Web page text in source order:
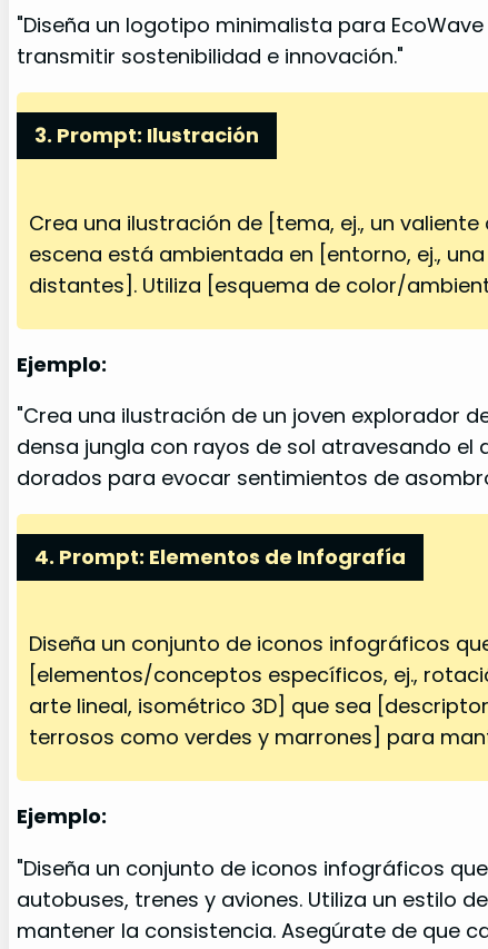
"Diseña un logotipo minimalista para
transmitir sostenibilidad e innovación."
3. Prompt: Ilustración
Crea una ilustración de [tema, ej., un
escena está ambientada en [entorno, ej.,
distantes]. Utiliza [esquema de color/
Ejemplo:
"Crea una ilustración de un joven explorador
densa jungla con rayos de sol atravesando
dorados para evocar sentimientos de
4. Prompt: Elementos de Infografía
Diseña un conjunto de iconos infográficos
[elementos/conceptos específicos, ej.,
arte lineal, isométrico 3D] que sea
terrosos como verdes y marrones] para
Ejemplo:
"Diseña un conjunto de iconos infográficos
autobuses, trenes y aviones. Utiliza un estilo
mantener la consistencia. Asegúrate de que